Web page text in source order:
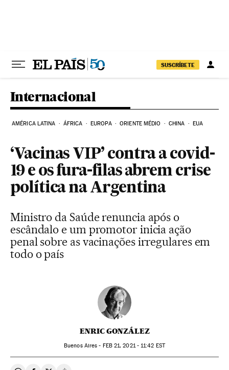
SUSCRÍBETE
Internacional
AMÉRICA LATINA ÁFRICA EUROPA ORIENTE MÉDIO CHINA EUA
‘Vacinas VIP’ contra a covid-
19 e os fura-filas abrem crise
política na Argentina
Ministro da Saúde renuncia após o
escândalo e um promotor inicia ação
penal sobre as vacinações irregulares em
todo o país
ENRIC GONZÁLEZ
Buenos Aires - FEB21, 2021 - 11:42 EST